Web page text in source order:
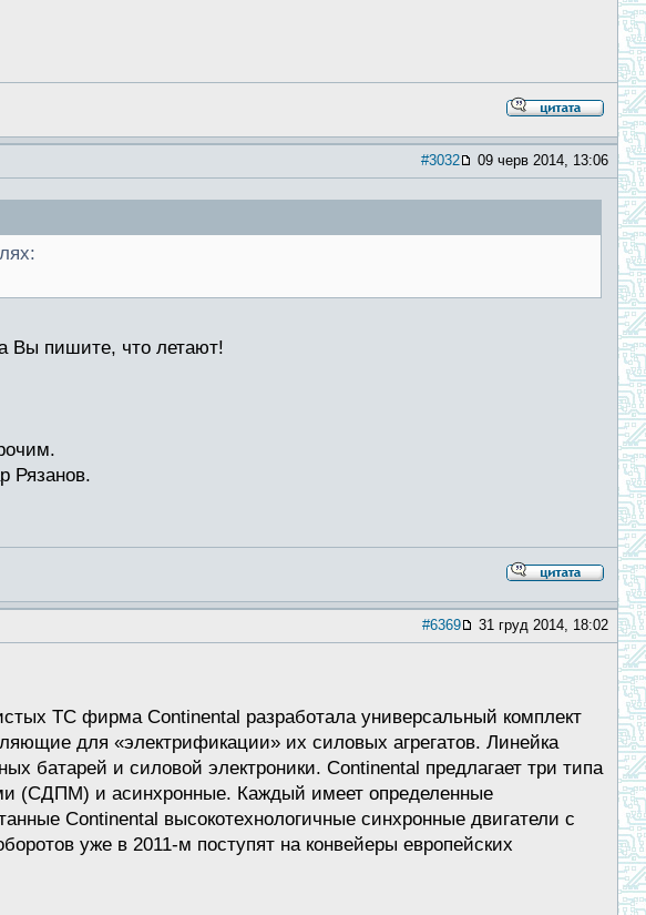
#3032 09 черв 2014, 13:06
Вы пишите, что летают!
Рязанов.
#6369 31 груд 2014, 18:02
ТС фирма Continental разработала универсальный комплект
для «электрификации» их силовых агрегатов. Линейка
батарей и силовой электроники. Continental предлагает три типа
(СДПМ) и асинхронные. Каждый имеет определенные
Continental высокотехнологичные синхронные двигатели с
уже в 2011-м поступят на конвейеры европейских